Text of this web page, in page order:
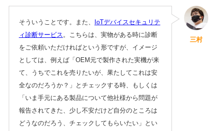
そういうことです。また、
IoTデバイスセキュリテ
ィ診断サービス 。こちらは、実物がある時に診断
をご依頼いただければという形ですが、イメージ
としては、例えば「OEM元で製作された実機が来
て、うちでこれを売りたいが、果たしてこれは安
全なのだろうか？」とチェックする時、もしくは
「いま手元にある製品について他社様から問題が
報告されてきた、少し不安だけど自分のところは
どうなのだろう、チェックしてもらいたい」とい
三村